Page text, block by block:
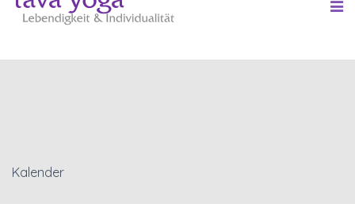
Kalender